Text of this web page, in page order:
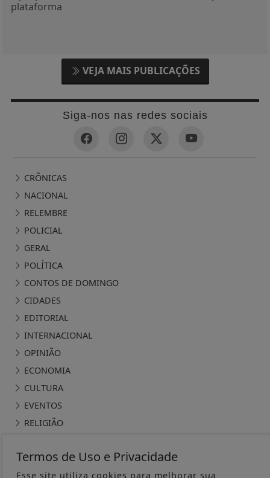
plataforma
VEJA MAIS PUBLICAÇÕES
Siga-nos nas redes sociais
CRÔNICAS
NACIONAL
RELEMBRE
POLICIAL
GERAL
POLÍTICA
CONTOS DE DOMINGO
CIDADES
EDITORIAL
INTERNACIONAL
OPINIÃO
ECONOMIA
CULTURA
EVENTOS
RELIGIÃO
MEIO AMBIENTE
ESPORTE
Termos de Uso e Privacidade
Esse site utiliza cookies para melhorar sua